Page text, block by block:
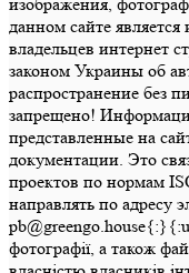
данном сайте
владельцев интернет
законом Украины об
распространение без
запрещено!
представленные на
документации. Это
проектов по нормам
направлять по адресу
фотографії, а також